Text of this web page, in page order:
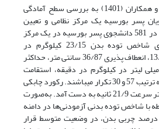
در مطالعه دیگری رحیمی و همکاران (1401) به بررسی سطح آمادگی
پسر بورسیه یک مرکز نظامی و تعیین
وضعیت موجود پرداختند. در 581 دانشجوی پسر بورسیه در یک مرکز
پزشکی-نظامی، میانگین­های شاخص توده بدن 23/15 کیلوگرم در
مترمربع، درصد چربی 13/19، انعطاف پذیری 36/87 سانتی متر، حداکثر
اکسیژن مصرفی 08/31 میلی لیتر در کیلوگرم در دقیقه، استقامت
عضلانی میان تنه و بالاتنه به ترتیب 57 و 30 تکرار می­باشند. رکورد چابکی
52/11 ثانیه و دویدن 60 متر سرعت 21/9 ثانیه به دست آمد. به‌صورت
با شاخص توده بدنی آزمودنی‌ها در دامنه
درصد چربی بدن، در وضعیت متوسط قرار